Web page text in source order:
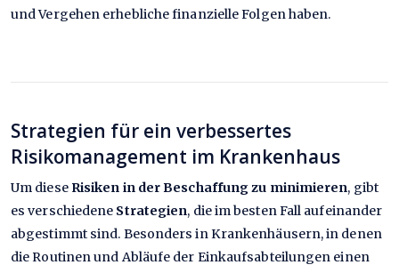
und Vergehen erhebliche finanzielle Folgen haben.
Strategien für ein verbessertes
Risikomanagement im Krankenhaus
Um diese Risiken in der Beschaffung zu minimieren, gibt
es verschiedene Strategien, die im besten Fall aufeinander
abgestimmt sind. Besonders in Krankenhäusern, in denen
die Routinen und Abläufe der Einkaufsabteilungen einen